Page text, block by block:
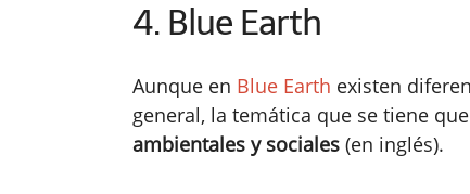
4. Blue Earth
Aunque en Blue Earth existen
general, la temática que se tiene
ambientales y sociales (en inglés).